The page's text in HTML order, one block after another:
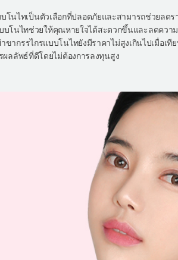
โนไทเป็นตัวเลือกที่ปลอดภัยและสามารถช่วยลดร
บโนไทช่วยให้คุณหายใจได้สะดวกขึ้นและลดความ
กรรไกรแบบโนไทยังมีราคาไม่สูงเกินไปเมื่อเที
ผลลัพธ์ที่ดีโดยไม่ต้องการลงทุนสูง